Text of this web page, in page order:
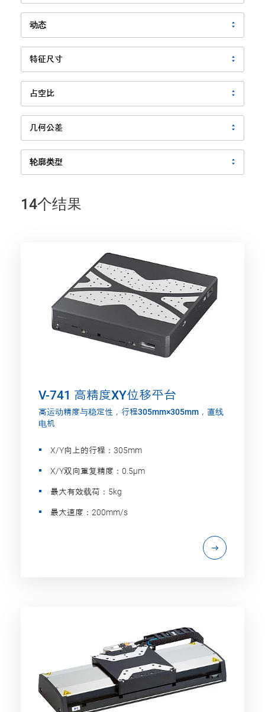
动态
特征尺寸
占空比
几何公差
轮廓类型
14个结果
V-741 高精度XY位移平台
高运动精度与稳定性，行程305mm×305mm，直线
电机
X/Y向上的行程：305mm
X/Y双向重复精度：0.5µm
最大有效载荷：5kg
最大速度：200mm/s